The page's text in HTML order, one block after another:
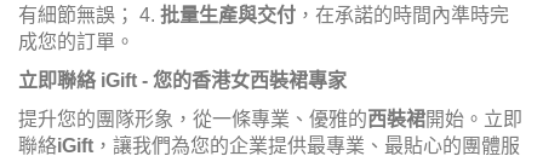
有細節無誤； 4. 批量生產與交付 ，在承諾的時間內準時完
成您的訂單。
立即聯絡 iGift - 您的香港女西裝裙專家
提升您的團隊形象，從一條專業、優雅的西裝裙開始。立即
聯絡iGift ，讓我們為您的企業提供最專業、最貼心的團體服